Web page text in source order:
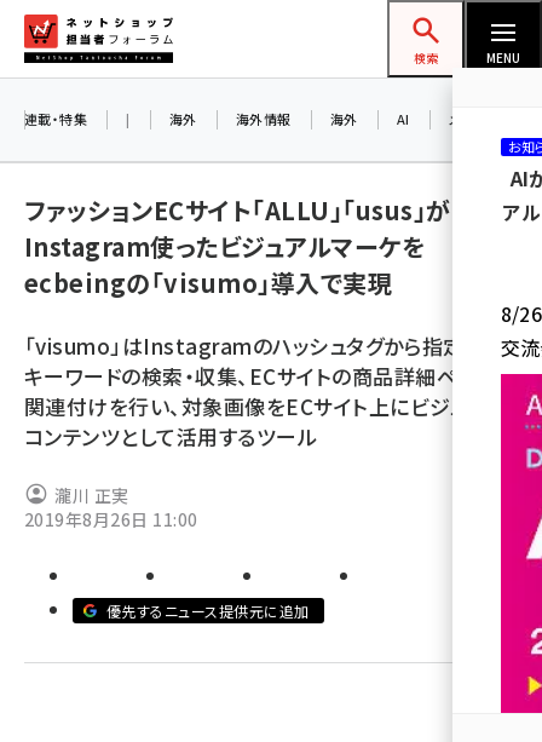
ン
ネットショップ担当者フォーラム
検索 MENU
amazon (2259)
楽天 (1877)
ecbeing (1211)
アスクル (1124)
base (1084)
revico (745)
連載・特集 | 海外 海外情報 海外 AI メタバース
ファッションECサイト「ALLU」「usus」が
Instagram使ったビジュアルマーケを
ecbeingの「visumo」導入で実現
「visumo」はInstagramのハッシュタグから指定した
キーワードの検索・収集、ECサイトの商品詳細ページと
関連付けを行い、対象画像をECサイト上にビジュアル
コンテンツとして活用するツール
瀧川 正実
2019年8月26日 11:00
優先するニュース提供元に追加
お知
AI
ア
8/26
交